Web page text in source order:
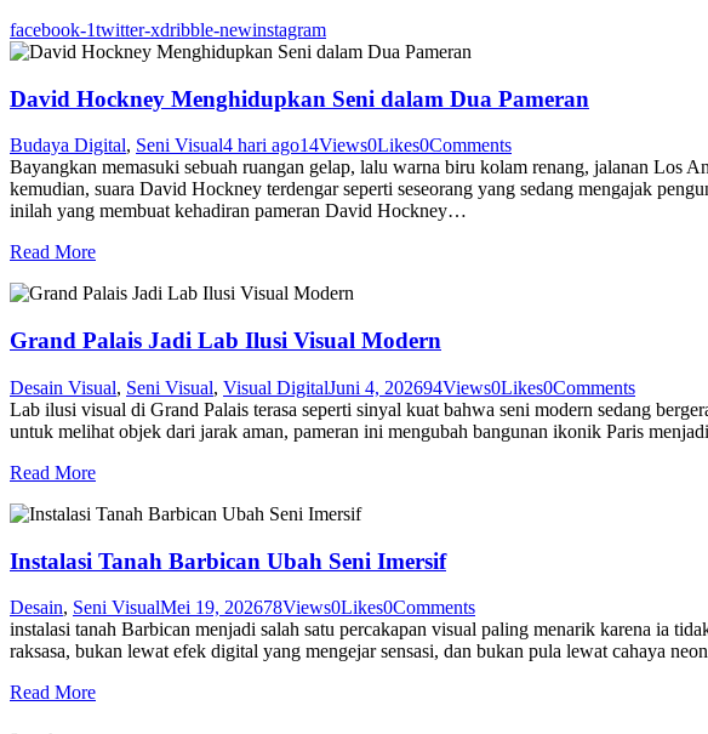
facebook-1twitter-xdribble-newinstagram
David Hockney Menghidupkan Seni dalam Dua Pameran
Budaya Digital, Seni Visual4 hari ago14Views0Likes0Comments
Bayangkan memasuki sebuah ruangan gelap, lalu warna biru kolam renang, jalanan Los
kemudian, suara David Hockney terdengar seperti seseorang yang sedang mengajak
inilah yang membuat kehadiran pameran David Hockney…
Read More
Grand Palais Jadi Lab Ilusi Visual Modern
Desain Visual, Seni Visual, Visual DigitalJuni 4, 202694Views0Likes0Comments
Lab ilusi visual di Grand Palais terasa seperti sinyal kuat bahwa seni modern sedang
untuk melihat objek dari jarak aman, pameran ini mengubah bangunan ikonik Paris
Read More
Instalasi Tanah Barbican Ubah Seni Imersif
Desain, Seni VisualMei 19, 202678Views0Likes0Comments
instalasi tanah Barbican menjadi salah satu percakapan visual paling menarik karena ia
raksasa, bukan lewat efek digital yang mengejar sensasi, dan bukan pula lewat cahaya
Read More